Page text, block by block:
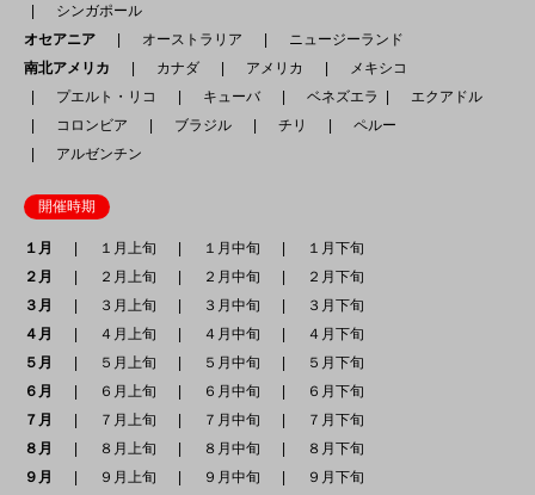
シンガポール
オセアニア
オーストラリア
ニュージーランド
南北アメリカ
カナダ アメリカ
メキシコ
プエルト・リコ
キューバ ベネズエラ
エクアドル
コロンビア
ブラジル チリ
ペルー
アルゼンチン
開催時期
１月 １月上旬 １月中旬
１月下旬
２月
２月上旬 ２月中旬
２月下旬
３月
３月上旬 ３月中旬
３月下旬
４月
４月上旬 ４月中旬
４月下旬
５月
５月上旬 ５月中旬
５月下旬
６月
６月上旬 ６月中旬
６月下旬
７月
７月上旬 ７月中旬
７月下旬
８月
８月上旬 ８月中旬
８月下旬
９月
９月上旬 ９月中旬
９月下旬